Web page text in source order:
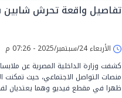
تفاصيل واقعة تحرش شابين
الأربعاء 24/سبتمبر/2025 - 07:26 م
كشفت وزارة الداخلية المصرية عن
منصات التواصل الاجتماعي، حيث
ظهرا في مقطع فيديو وهما يعتديان